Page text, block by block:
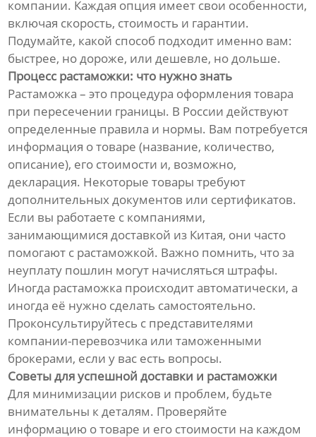
компании. Каждая опция имеет свои особенности,
включая скорость, стоимость и гарантии.
Подумайте, какой способ подходит именно вам:
быстрее, но дороже, или дешевле, но дольше.
Процесс растаможки: что нужно знать
Растаможка – это процедура оформления товара
при пересечении границы. В России действуют
определенные правила и нормы. Вам потребуется
информация о товаре (название, количество,
описание), его стоимости и, возможно,
декларация. Некоторые товары требуют
дополнительных документов или сертификатов.
Если вы работаете с компаниями,
занимающимися доставкой из Китая, они часто
помогают с растаможкой. Важно помнить, что за
неуплату пошлин могут начисляться штрафы.
Иногда растаможка происходит автоматически, а
иногда её нужно сделать самостоятельно.
Проконсультируйтесь с представителями
компании-перевозчика или таможенными
брокерами, если у вас есть вопросы.
Советы для успешной доставки и растаможки
Для минимизации рисков и проблем, будьте
внимательны к деталям. Проверяйте
информацию о товаре и его стоимости на каждом